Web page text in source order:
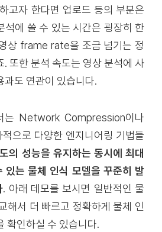
고자 한다면 업로드 등의 부분은
석에 쓸 수 있는 시간은 굉장히 한
상 frame rate을 조금 넘기는 정
. 또한 분석 속도는 영상 분석에 사
과도 연관이 있습니다.
는 Network Compression이나
으로 다양한 엔지니어링 기법들
의 성능을 유지하는 동시에 최대
있는 물체 인식 모델을 꾸준히 발
. 아래 데모를 보시면 일반적인 물
해서 더 빠르고 정확하게 물체 인
확인하실 수 있습니다.